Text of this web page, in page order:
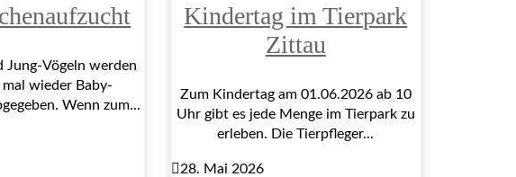
Jung-Vögeln werden
wieder Baby-
Wenn zum...
Kindertag im Tierpark
Zittau
Zum Kindertag am 01.06.2026 ab 10
Uhr gibt es jede Menge im Tierpark zu
erleben. Die Tierpfleger...
28. Mai 2026